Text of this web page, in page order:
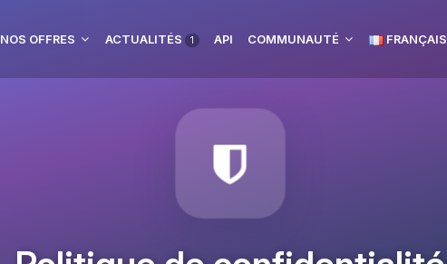
NOS OFFRES ACTUALITÉS 1 API COMMUNAUTÉ FRANÇAIS